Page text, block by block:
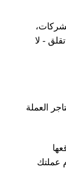
- لا
العملة
عملتك